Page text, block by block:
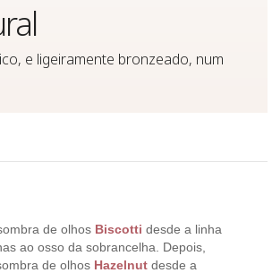
e ligeiramente bronzeado, num
de olhos Biscotti desde a linha
ao osso da sobrancelha. Depois,
de olhos Hazelnutdesde a